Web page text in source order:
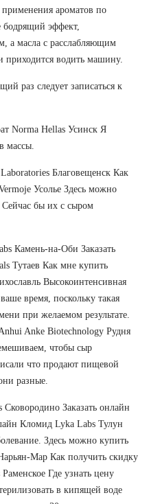
ароматов по
бодрящий эффект,
а масла с расслабляющим
приходится водить машину.
раз следует записаться к
Norma Hellas Усинск Я
массы.
Благовещенск Как
Усолье Здесь можно
бы их с сыром
Камень-на-Оби Заказать
Тутаев Как мне купить
Высокоинтенсивная
время, поскольку такая
при желаемом результате.
Anke Biotechnology Рудня
чтобы сыр
что продают пищевой
разные.
Заказать онлайн
Кломид Lyka Labs Тулун
Здесь можно купить
Мар Как получить скидку
Где узнать цену
в кипящей воде